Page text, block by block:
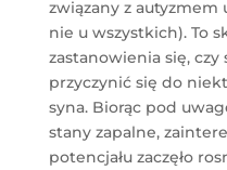
związany z
nie u wszystkich). To
zastanowienia się, czy
przyczynić się do
syna. Biorąc pod
stany zapalne,
potencjału zaczęło